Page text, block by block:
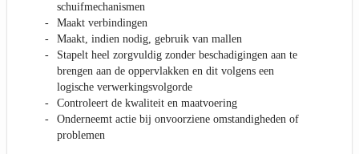
schuifmechanismen
Maakt verbindingen
Maakt, indien nodig, gebruik van mallen
Stapelt heel zorgvuldig zonder beschadigingen aan te
brengen aan de oppervlakken en dit volgens een
logische verwerkingsvolgorde
Controleert de kwaliteit en maatvoering
Onderneemt actie bij onvoorziene omstandigheden of
problemen